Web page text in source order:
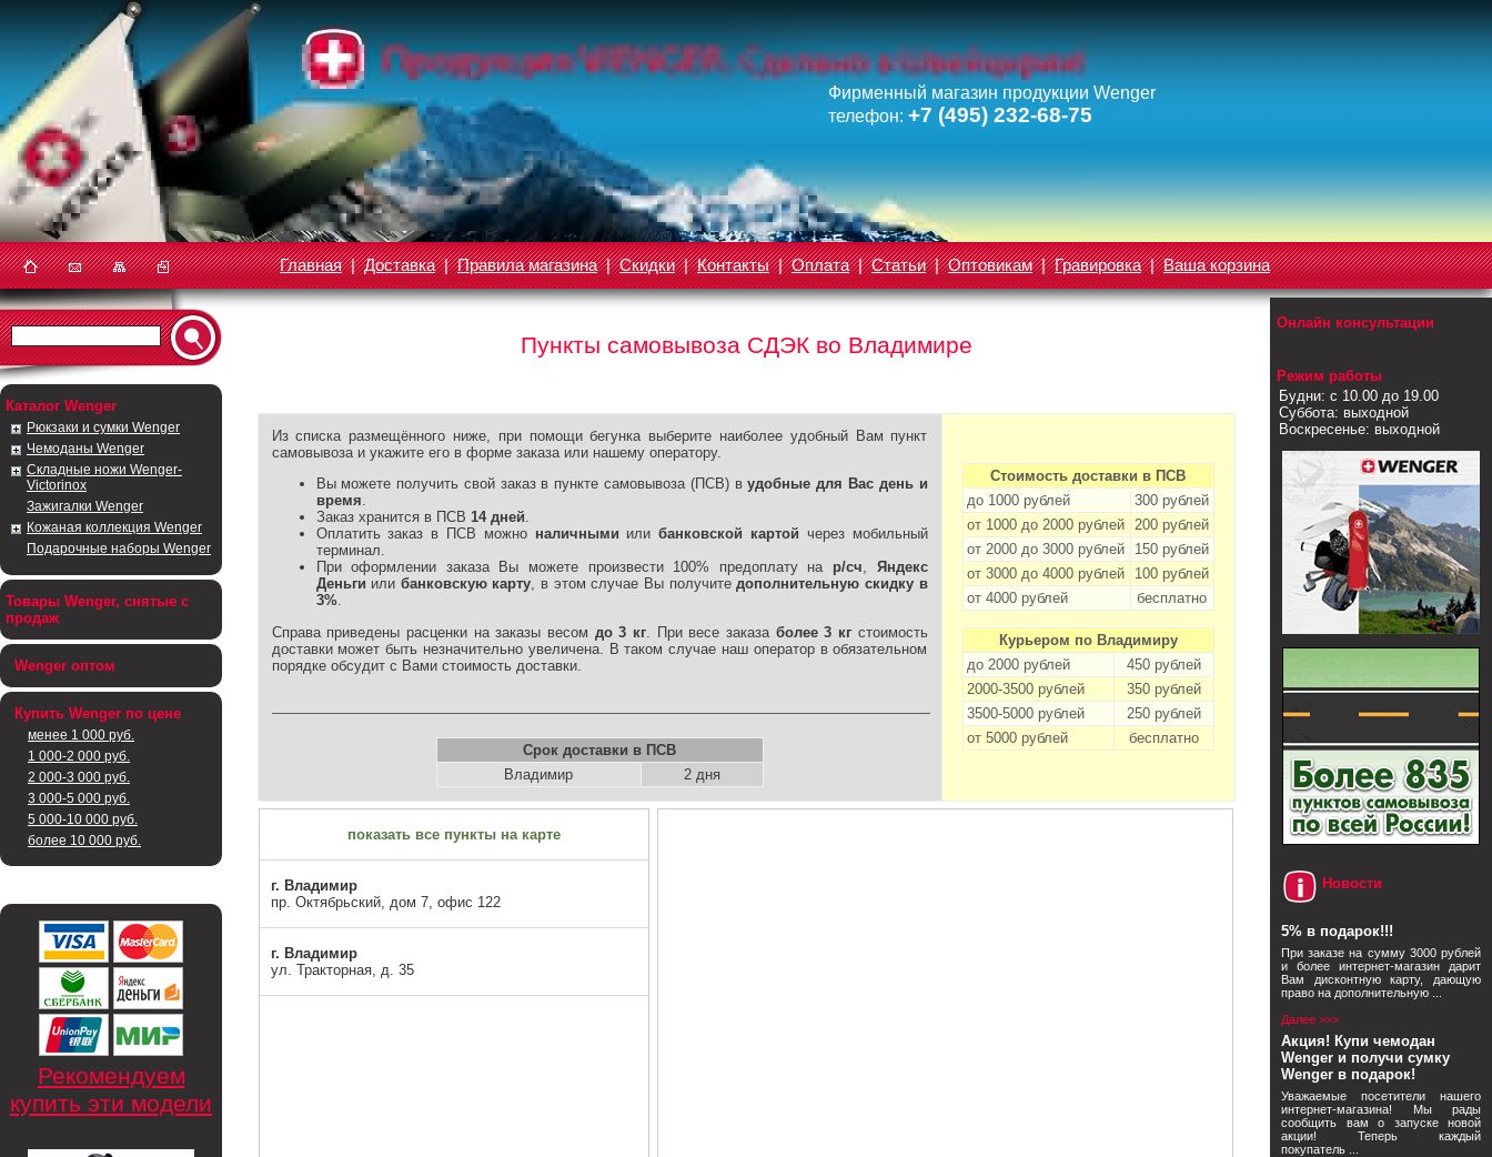
Фирменный магазин продукции Wenger
телефон: +7 (495) 232-68-75
Главная|Доставка|Правила магазина|Скидки|Контакты|Оплата|Статьи|Оптовикам|Гравировка|Ваша корзина
Каталог Wenger
Рюкзаки и сумки Wenger
Чемоданы Wenger
Складные ножи Wenger-
Victorinox
Зажигалки Wenger
Кожаная коллекция Wenger
Подарочные наборы Wenger
Товары Wenger, снятые с
продаж
Wenger оптом
Купить Wenger по цене
менее 1 000 руб.
1 000-2 000 руб.
2 000-3 000 руб.
3 000-5 000 руб.
5 000-10 000 руб.
более 10 000 руб.
Рекомендуем
купить эти модели
Пункты самовывоза СДЭК во Владимире
Из списка размещённого ниже, при помощи бегунка выберите наиболее удобный Вам пункт
самовывоза и укажите его в форме заказа или нашему оператору.
Вы можете получить свой заказ в пункте самовывоза (ПСВ) вудобные для Вас день и
время.
Заказ хранится в ПСВ 14 дней.
Оплатить заказ в ПСВ можно наличными илибанковской картой через мобильный
терминал.
При оформлении заказа Вы можете произвести 100% предоплату на р/сч, Яндекс
Деньги или банковскую карту, в этом случае Вы получитедополнительную скидку в
3%.
Справа приведены расценки на заказы весом до 3 кг. При весе заказаболее 3 кгстоимость
доставки может быть незначительно увеличена. В таком случае наш оператор в обязательном
порядке обсудит с Вами стоимость доставки.
Срок доставки в ПСВ
Владимир
2 дня
Стоимость доставки в ПСВ
до 1000 рублей
300 рублей
от 1000 до 2000 рублей
200 рублей
от 2000 до 3000 рублей
150 рублей
от 3000 до 4000 рублей
100 рублей
от 4000 рублей
бесплатно
Курьером по Владимиру
до 2000 рублей
450 рублей
2000-3500 рублей
350 рублей
3500-5000 рублей
250 рублей
от 5000 рублей
бесплатно
показать все пункты на карте
г. Владимир
пр. Октябрьский, дом 7, офис 122
г. Владимир
ул. Тракторная, д. 35
Онлайн консультации
Режим работы
Будни: с 10.00 до 19.00
Суббота: выходной
Воскресенье: выходной
Новости
5% в подарок!!!
При заказе на сумму 3000 рублей
и более интернет-магазин дарит
Вам дисконтную карту, дающую
право на дополнительную ...
Далее >>>
Акция! Купи чемодан
Wenger и получи сумку
Wenger в подарок!
Уважаемые посетители нашего
интернет-магазина! Мы рады
сообщить вам о запуске новой
акции! Теперь каждый
покупатель ...